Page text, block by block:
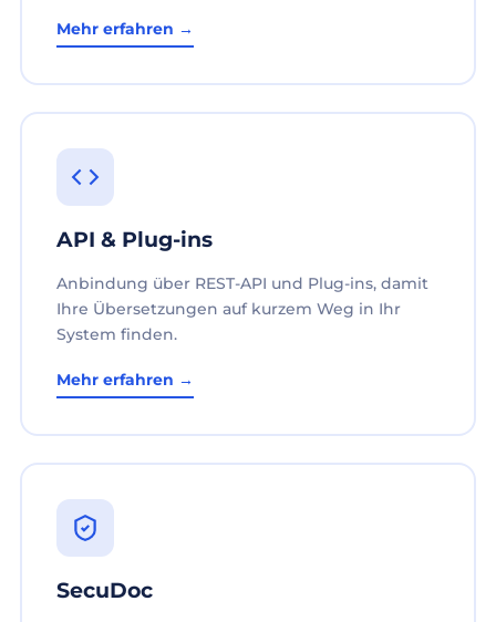
Mehr erfahren →
API & Plug-ins
Anbindung über REST-API und Plug-ins, damit
Ihre Übersetzungen auf kurzem Weg in Ihr
System finden.
Mehr erfahren →
SecuDoc